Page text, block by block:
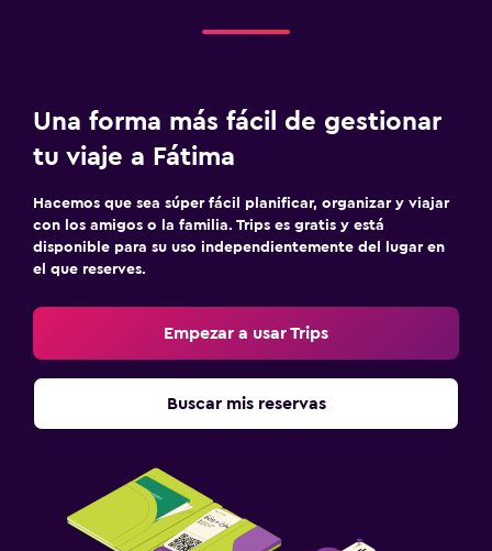
Una forma más fácil de gestionar
tu viaje a Fátima
Hacemos que sea súper fácil planificar, organizar y viajar
con los amigos o la familia. Trips es gratis y está
disponible para su uso independientemente del lugar en
el que reserves.
Empezar a usar Trips
Buscar mis reservas